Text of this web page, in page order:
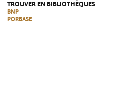
TROUVER EN BIBLIOTHÈQUES
BNP
PORBASE